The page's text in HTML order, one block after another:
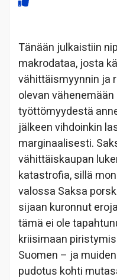
Tänään julkaistiin
makrodataa, josta
vähittäismyynnin ja
olevan
työttömyydestä
jälkeen vihdoinkin
marginaalisesti.
vähittäiskaupan
katastrofia, sillä
valossa Saksa
sijaan kuronnut
tämä ei ole
kriisimaan
Suomen – ja
pudotus kohti